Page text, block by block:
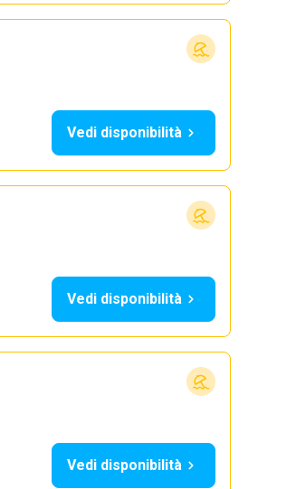
Vedi disponibilità
Vedi disponibilità
Vedi disponibilità